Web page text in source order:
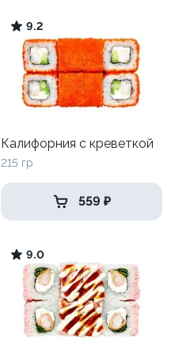
9.2
Калифорния с креветкой
215 гр
559 ₽
9.0